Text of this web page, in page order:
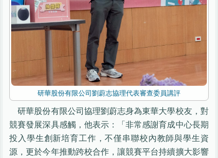
研華股份有限公司劉蔚志協理代表審查委員講評
研華股份有限公司協理劉蔚志身為東華大學校友，對
競賽發展深具感觸，他表示：「非常感謝育成中心長期
投入學生創新培育工作，不僅串聯校內教師與學生資
源，更於今年推動跨校合作，讓競賽平台持續擴大影響